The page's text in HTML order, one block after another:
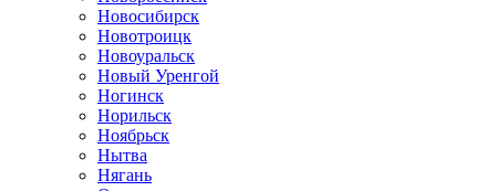
Новосибирск
Новотроицк
Новоуральск
Новый Уренгой
Ногинск
Норильск
Ноябрьск
Нытва
Нягань